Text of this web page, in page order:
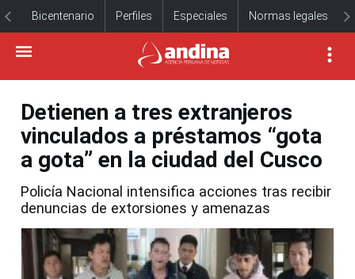
Bicentenario Perfiles Especiales Normas legales
Detienen a tres extranjeros
vinculados a préstamos “gota
a gota” en la ciudad del Cusco
Policía Nacional intensifica acciones tras recibir
denuncias de extorsiones y amenazas